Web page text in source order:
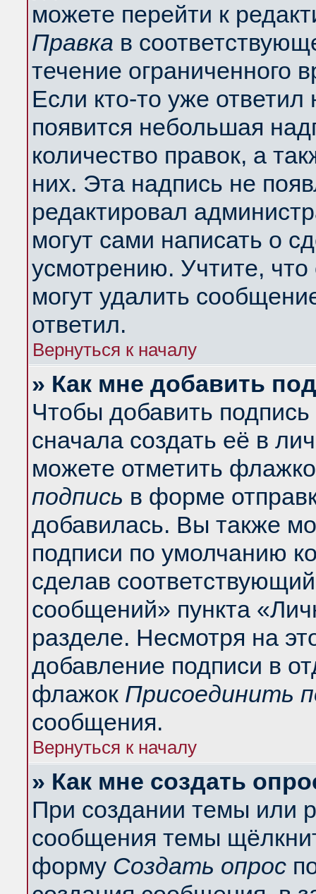
можете перейти к
Правка в
течение ограниченного
Если кто-то уже
появится небольшая
количество правок, а
них. Эта надпись не
редактировал
могут сами написать о
усмотрению. Учтите,
могут удалить
ответил.
Вернуться к началу
» Как мне добавить
Чтобы добавить
сначала создать её в
можете отметить
подпись в форме
добавилась. Вы также
подписи по умолчанию
сделав
сообщений» пункта
разделе. Несмотря на
добавление подписи в
флажок Присоединить
сообщения.
Вернуться к началу
» Как мне создать
При создании темы или
сообщения темы
форму Создать опрос